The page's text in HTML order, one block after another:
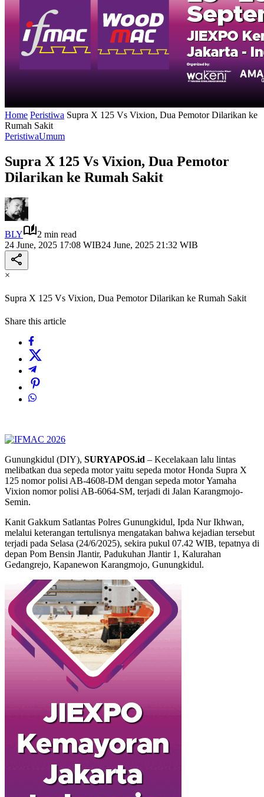
Home Peristiwa Supra X 125 Vs Vixion, Dua Pemotor Dilarikan ke
Rumah Sakit
PeristiwaUmum
Supra X 125 Vs Vixion, Dua Pemotor
Dilarikan ke Rumah Sakit
BLY
2 min read
24 June, 2025 17:08 WIB24 June, 2025 21:32 WIB
×
Supra X 125 Vs Vixion, Dua Pemotor Dilarikan ke Rumah Sakit
Share this article
Gunungkidul (DIY), SURYAPOS.id – Kecelakaan lalu lintas
melibatkan dua sepeda motor yaitu sepeda motor Honda Supra X
125 nomor polisi AB-4608-DM dengan sepeda motor Yamaha
Vixion nomor polisi AB-6064-SM, terjadi di Jalan Karangmojo-
Semin.
Kanit Gakkum Satlantas Polres Gunungkidul, Ipda Nur Ikhwan,
melalui keterangan tertulisnya mengatakan bahwa kejadian tersebut
terjadi pada Selasa (24/6/2025), sekira pukul 07.42 WIB, tepatnya di
depan Pom Bensin Jlantir, Padukuhan Jlantir 1, Kalurahan
Gedangrejo, Kapanewon Karangmojo, Gunungkidul.